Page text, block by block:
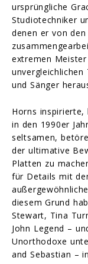
ursprüngliche
Studiotechniker
denen er von
extremen
und Sänger
Horns
in den 1990er
seltsamen,
der ultimative
Platten zu
für Details mit
diesem Grund
Stewart, Tina
John Legend –
Unorthodoxe
and Sebastian –